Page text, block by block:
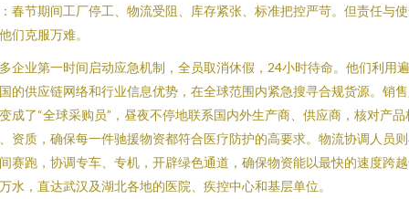
春节期间工厂停工、物流受阻、库存紧张、标准把控严苛。但责任与
们克服万难。
企业第一时间启动应急机制，全员取消休假，24小时待命。他们利用
的供应链网络和行业信息优势，在全球范围内紧急搜寻合规货源。销
成了“全球采购员”，昼夜不停地联系国内外生产商、供应商，核对产品
资质，确保每一件驰援物资都符合医疗防护的高要求。物流协调人员
赛跑，协调专车、专机，开辟绿色通道，确保物资能以最快的速度跨
水，直达武汉及湖北各地的医院、疾控中心和基层单位。